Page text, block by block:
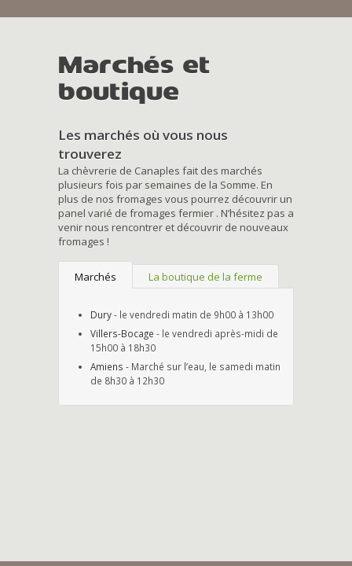
Marchés et
boutique
Les marchés où vous nous
trouverez
La chèvrerie de Canaples fait des marchés
plusieurs fois par semaines de la Somme. En
plus de nos fromages vous pourrez découvrir un
panel varié de fromages fermier . N’hésitez pas a
venir nous rencontrer et découvrir de nouveaux
fromages !
Marchés La boutique de la ferme
Dury- le vendredi matin de 9h00 à 13h00
Villers-Bocage - le vendredi après-midi de
15h00 à 18h30
Amiens - Marché sur l’eau, le samedi matin
de 8h30 à 12h30